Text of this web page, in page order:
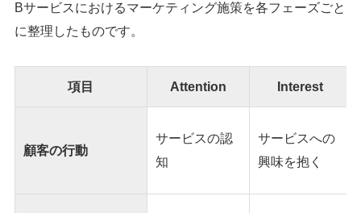
Bサービスにおけるマーケティング施策を各フェーズごと
に整理したものです。
項目 Attention Interest
顧客の行動
サービスの認
知
サービスへの
興味を抱く